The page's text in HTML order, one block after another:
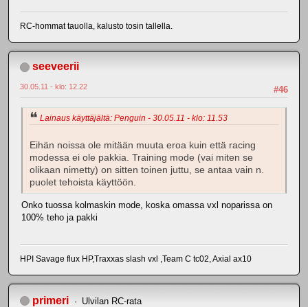
RC-hommat tauolla, kalusto tosin tallella.
seeveerii
#46
30.05.11 - klo: 12.22
Lainaus käyttäjältä: Penguin - 30.05.11 - klo: 11.53
Eihän noissa ole mitään muuta eroa kuin että racing
modessa ei ole pakkia. Training mode (vai miten se
olikaan nimetty) on sitten toinen juttu, se antaa vain n.
puolet tehoista käyttöön.
Onko tuossa kolmaskin mode, koska omassa vxl noparissa on
100% teho ja pakki
HPI Savage flux HP,Traxxas slash vxl ,Team C tc02, Axial ax10
primeri Ulvilan RC-rata